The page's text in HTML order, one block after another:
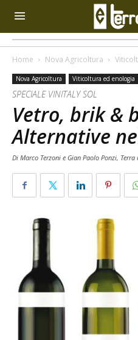
Home Nova Agricoltura
Nova Agricoltura Viticoltura ed enologia
SPECIALE VINITALY SOL
Vetro, brik &
Alternative
Di Marco Terzoni e Gian Paolo Ponzi, Terra